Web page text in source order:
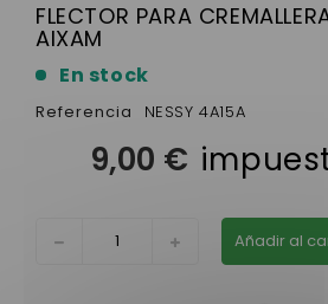
FLECTOR PARA
AIXAM
En stock
Referencia NESSY 4A15A
9,00 €
Añadir al